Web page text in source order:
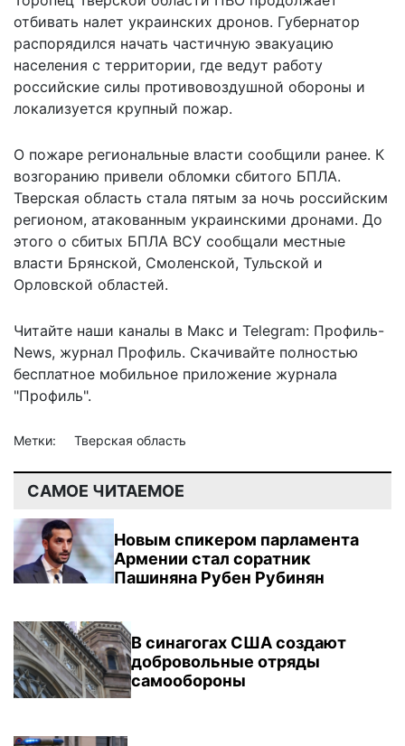
отбивать налет украинских дронов. Губернатор
распорядился начать частичную эвакуацию
населения с территории, где ведут работу
российские силы противовоздушной обороны и
локализуется крупный пожар.
О пожаре региональные власти сообщили ранее. К
возгоранию привели обломки сбитого БПЛА.
Тверская область стала пятым за ночь российским
регионом, атакованным украинскими дронами. До
этого о сбитых БПЛА ВСУ сообщали местные
власти Брянской, Смоленской, Тульской и
Орловской областей.
Читайте наши каналы в Макс и Telegram: Профиль-
News, журнал Профиль. Скачивайте полностью
бесплатное мобильное приложение журнала
"Профиль".
Метки: Тверская область
САМОЕ ЧИТАЕМОЕ
Новым спикером парламента
Армении стал соратник
Пашиняна Рубен Рубинян
В синагогах США создают
добровольные отряды
самообороны